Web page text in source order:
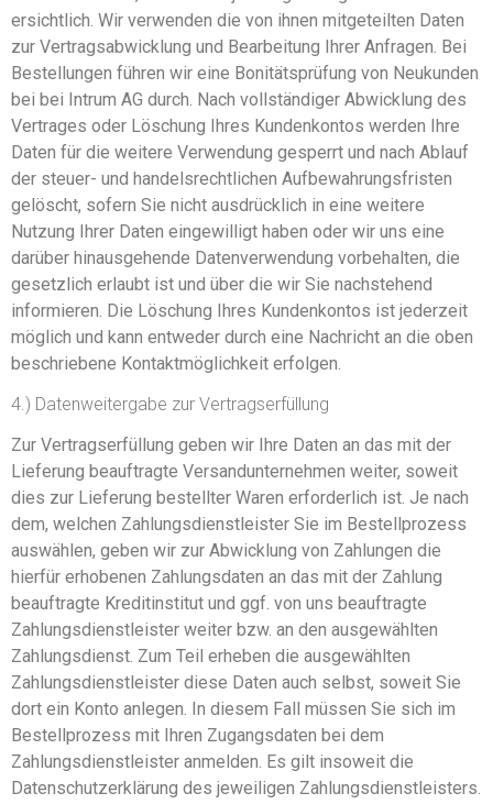
ersichtlich. Wir verwenden die von ihnen mitgeteilten Daten
zur Vertragsabwicklung und Bearbeitung Ihrer Anfragen. Bei
Bestellungen führen wir eine Bonitätsprüfung von Neukunden
bei bei Intrum AG durch. Nach vollständiger Abwicklung des
Vertrages oder Löschung Ihres Kundenkontos werden Ihre
Daten für die weitere Verwendung gesperrt und nach Ablauf
der steuer- und handelsrechtlichen Aufbewahrungsfristen
gelöscht, sofern Sie nicht ausdrücklich in eine weitere
Nutzung Ihrer Daten eingewilligt haben oder wir uns eine
darüber hinausgehende Datenverwendung vorbehalten, die
gesetzlich erlaubt ist und über die wir Sie nachstehend
informieren. Die Löschung Ihres Kundenkontos ist jederzeit
möglich und kann entweder durch eine Nachricht an die oben
beschriebene Kontaktmöglichkeit erfolgen.
4.) Datenweitergabe zur Vertragserfüllung
Zur Vertragserfüllung geben wir Ihre Daten an das mit der
Lieferung beauftragte Versandunternehmen weiter, soweit
dies zur Lieferung bestellter Waren erforderlich ist. Je nach
dem, welchen Zahlungsdienstleister Sie im Bestellprozess
auswählen, geben wir zur Abwicklung von Zahlungen die
hierfür erhobenen Zahlungsdaten an das mit der Zahlung
beauftragte Kreditinstitut und ggf. von uns beauftragte
Zahlungsdienstleister weiter bzw. an den ausgewählten
Zahlungsdienst. Zum Teil erheben die ausgewählten
Zahlungsdienstleister diese Daten auch selbst, soweit Sie
dort ein Konto anlegen. In diesem Fall müssen Sie sich im
Bestellprozess mit Ihren Zugangsdaten bei dem
Zahlungsdienstleister anmelden. Es gilt insoweit die
Datenschutzerklärung des jeweiligen Zahlungsdienstleisters.